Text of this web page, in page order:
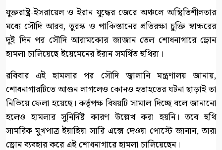
যুক্তরাষ্ট্র-ইসরায়েল ও ইরান যুদ্ধের জেরে অঞ্চলে অস্থিতিশীলতার
মধ্যে সৌদি আরব, তুরস্ক ও পাকিস্তানের প্রতিরক্ষা চুক্তি স্বাক্ষরের
দুই দিন পর সৌদি আরামকোর জাজান তেল শোধনাগারে ড্রোন
হামলা চালিয়েছে ইয়েমেনের ইরান সমর্থিত হুথিরা।
রবিবার এই হামলার পর সৌদি জ্বালানি মন্ত্রণালয় জানায়,
শোধনাগারটিতে আগুন লাগলেও কোনও হতাহতের ঘটনা ছাড়াই তা
নিভিয়ে ফেলা হয়েছে। কর্তৃপক্ষ বিষয়টি সামাল দিচ্ছে বলে জানানো
হলেও হামলার সুনির্দিষ্ট কারণ উল্লেখ করা হয়নি। তবে হুথি
সামরিক মুখপাত্র ইয়াহিয়া সারি এক্সে দেওয়া পোস্টে জানান, তারা
ড্রোন ব্যবহার করে এই শোধনাগারে হামলা চালিয়েছেন।